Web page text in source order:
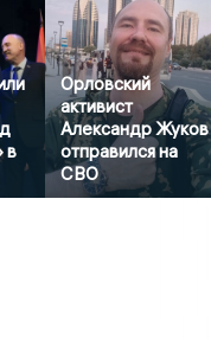
в
Орловский
активист
Александр Жуков
отправился на
СВО